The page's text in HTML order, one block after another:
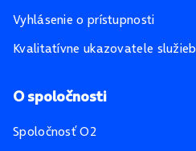
Vyhlásenie o prístupnosti
Kvalitatívne ukazovatele služieb
O spoločnosti
Spoločnosť O2